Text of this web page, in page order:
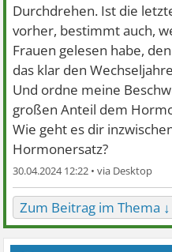
Durchdrehen. Ist die
vorher, bestimmt auch,
Frauen gelesen habe,
das klar den
Und ordne meine
großen Anteil dem
Wie geht es dir
Hormonersatz?
30.04.2024 12:22 •
Zum Beitrag im Thema ↓